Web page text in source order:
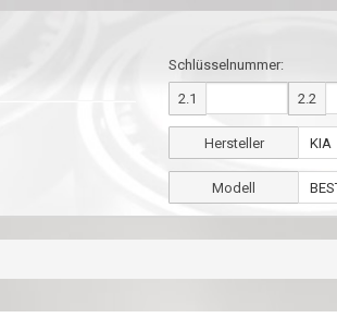
Schlüsselnummer:
2.1 2.2
Hersteller
Modell